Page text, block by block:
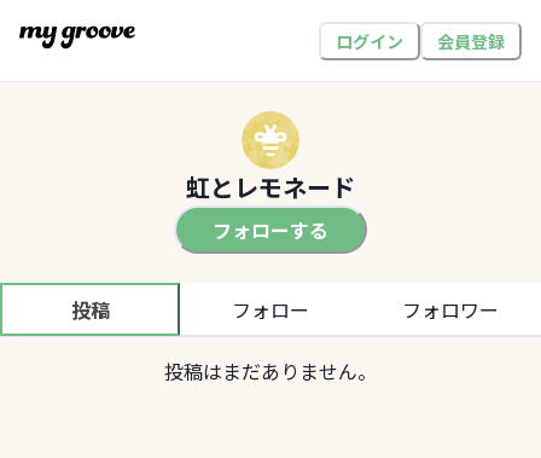
ログイン 会員登録
虹とレモネード
フォローする
投稿 フォロー フォロワー
投稿はまだありません。